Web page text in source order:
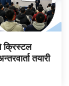
क्रिस्टल
तयारी